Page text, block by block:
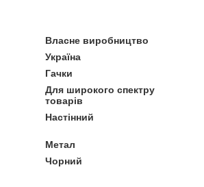
Власне виробництво
Україна
Гачки
Для широкого спектру
товарів
Настінний
Метал
Чорний